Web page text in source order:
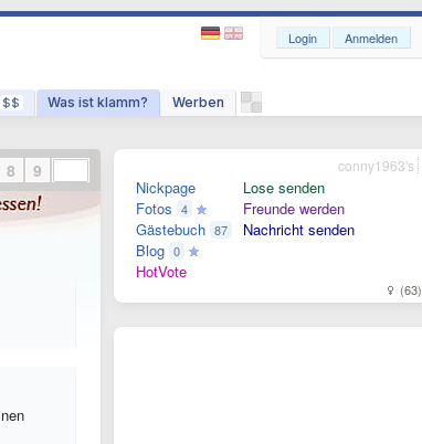
$$ Was ist klamm? Werben
Login Anmelden
8 9
Nickpage
Fotos 4
Gästebuch 87
Blog 0
HotVote
Lose senden
Freunde werden
Nachricht senden
(63)
conny1963's